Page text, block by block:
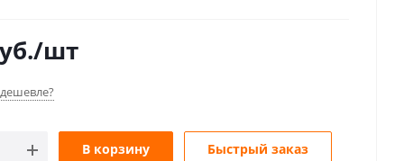
/шт
В корзину Быстрый заказ